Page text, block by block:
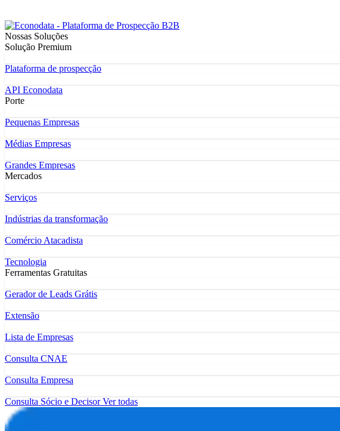
Nossas Soluções
Solução Premium
Plataforma de prospecção
API Econodata
Porte
Pequenas Empresas
Médias Empresas
Grandes Empresas
Mercados
Serviços
Indústrias da transformação
Comércio Atacadista
Tecnologia
Ferramentas Gratuitas
Gerador de Leads Grátis
Extensão
Lista de Empresas
Consulta CNAE
Consulta Empresa
Consulta Sócio e DecisorVer todas